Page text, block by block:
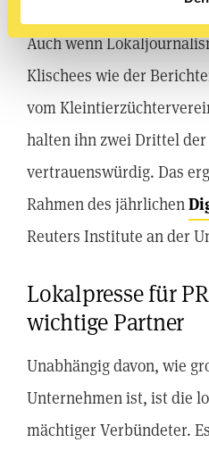
Auch wenn
Klischees wie der
vom
halten ihn zwei Drittel
vertrauenswürdig. Das
Rahmen des jährlichen
Reuters Institute an der
Lokalpresse für
wichtige Partner
Unabhängig davon, wie
Unternehmen ist, ist die
mächtiger Verbündeter.